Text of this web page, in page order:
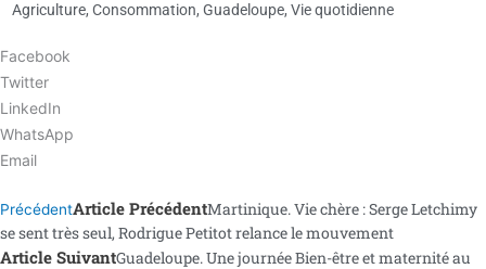
Agriculture, Consommation, Guadeloupe, Vie quotidienne
Facebook
Twitter
LinkedIn
WhatsApp
Email
PrécédentArticle PrécédentMartinique. Vie chère : Serge Letchimy
se sent très seul, Rodrigue Petitot relance le mouvement
Article SuivantGuadeloupe. Une journée Bien-être et maternité au